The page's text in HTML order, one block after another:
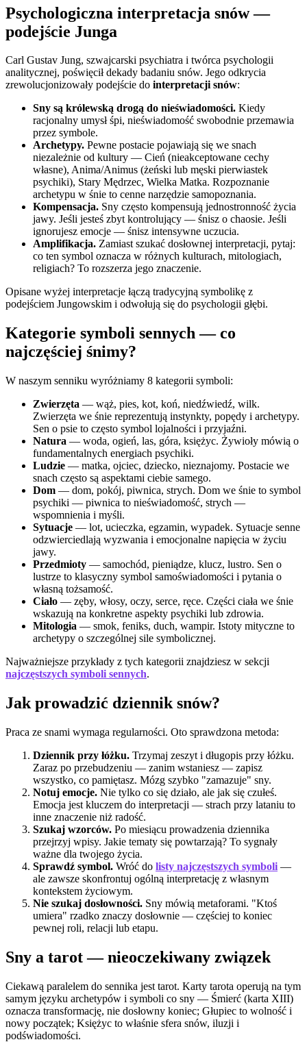
Psychologiczna interpretacja snów —
podejście Junga
Carl Gustav Jung, szwajcarski psychiatra i twórca psychologii
analitycznej, poświęcił dekady badaniu snów. Jego odkrycia
zrewolucjonizowały podejście do interpretacji snów:
Sny są królewską drogą do nieświadomości. Kiedy
racjonalny umysł śpi, nieświadomość swobodnie przemawia
przez symbole.
Archetypy. Pewne postacie pojawiają się we snach
niezależnie od kultury — Cień (nieakceptowane cechy
własne), Anima/Animus (żeński lub męski pierwiastek
psychiki), Stary Mędrzec, Wielka Matka. Rozpoznanie
archetypu w śnie to cenne narzędzie samopoznania.
Kompensacja. Sny często kompensują jednostronność życia
jawy. Jeśli jesteś zbyt kontrolujący — śnisz o chaosie. Jeśli
ignorujesz emocje — śnisz intensywne uczucia.
Amplifikacja. Zamiast szukać dosłownej interpretacji, pytaj:
co ten symbol oznacza w różnych kulturach, mitologiach,
religiach? To rozszerza jego znaczenie.
Opisane wyżej interpretacje łączą tradycyjną symbolikę z
podejściem Jungowskim i odwołują się do psychologii głębi.
Kategorie symboli sennych — co
najczęściej śnimy?
W naszym senniku wyróżniamy 8 kategorii symboli:
Zwierzęta — wąż, pies, kot, koń, niedźwiedź, wilk.
Zwierzęta we śnie reprezentują instynkty, popędy i archetypy.
Sen o psie to często symbol lojalności i przyjaźni.
Natura — woda, ogień, las, góra, księżyc. Żywioły mówią o
fundamentalnych energiach psychiki.
Ludzie — matka, ojciec, dziecko, nieznajomy. Postacie we
snach często są aspektami ciebie samego.
Dom — dom, pokój, piwnica, strych. Dom we śnie to symbol
psychiki — piwnica to nieświadomość, strych —
wspomnienia i myśli.
Sytuacje — lot, ucieczka, egzamin, wypadek. Sytuacje senne
odzwierciedlają wyzwania i emocjonalne napięcia w życiu
jawy.
Przedmioty — samochód, pieniądze, klucz, lustro. Sen o
lustrze to klasyczny symbol samoświadomości i pytania o
własną tożsamość.
Ciało — zęby, włosy, oczy, serce, ręce. Części ciała we śnie
wskazują na konkretne aspekty psychiki lub zdrowia.
Mitologia — smok, feniks, duch, wampir. Istoty mityczne to
archetypy o szczególnej sile symbolicznej.
Najważniejsze przykłady z tych kategorii znajdziesz w sekcji
najczęstszych symboli sennych.
Jak prowadzić dziennik snów?
Praca ze snami wymaga regularności. Oto sprawdzona metoda:
Dziennik przy łóżku. Trzymaj zeszyt i długopis przy łóżku.
Zaraz po przebudzeniu — zanim wstaniesz — zapisz
wszystko, co pamiętasz. Mózg szybko "zamazuje" sny.
Notuj emocje. Nie tylko co się działo, ale jak się czułeś.
Emocja jest kluczem do interpretacji — strach przy lataniu to
inne znaczenie niż radość.
Szukaj wzorców. Po miesiącu prowadzenia dziennika
przejrzyj wpisy. Jakie tematy się powtarzają? To sygnały
ważne dla twojego życia.
Sprawdź symbol. Wróć do listy najczęstszych symboli —
ale zawsze skonfrontuj ogólną interpretację z własnym
kontekstem życiowym.
Nie szukaj dosłowności. Sny mówią metaforami. "Ktoś
umiera" rzadko znaczy dosłownie — częściej to koniec
pewnej roli, relacji lub etapu.
Sny a tarot — nieoczekiwany związek
Ciekawą paralelem do sennika jest tarot. Karty tarota operują na tym
samym języku archetypów i symboli co sny — Śmierć (karta XIII)
oznacza transformację, nie dosłowny koniec; Głupiec to wolność i
nowy początek; Księżyc to właśnie sfera snów, iluzji i
podświadomości.